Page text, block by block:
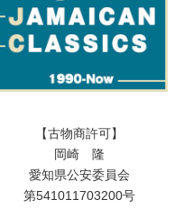
【古物商許可】
岡崎 隆
愛知県公安委員会
第541011703200号